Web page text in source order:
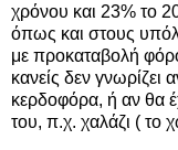
χρόνου και 23% το
όπως και στους
με προκαταβολή
κανείς δεν γνωρίζει
κερδοφόρα, ή αν θα
του, π.χ. χαλάζι ( το